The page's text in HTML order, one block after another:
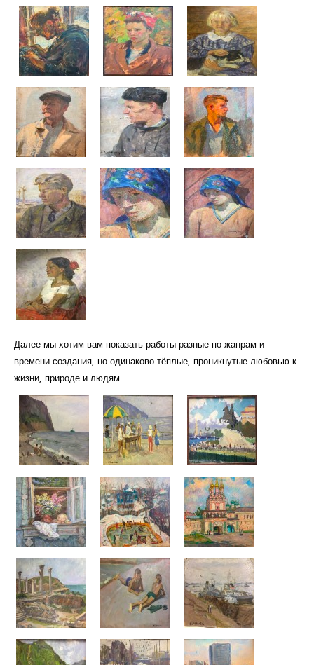
Далее мы хотим вам показать работы разные по жанрам и
времени создания, но одинаково тёплые, проникнутые любовью к
жизни, природе и людям.